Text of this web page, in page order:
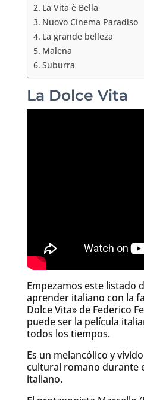
La Vita è Bella
Nuovo Cinema Paradiso
La grande belleza
Malena
Suburra
La Dolce Vita
Empezamos este listado
aprender italiano con la
Dolce Vita» de Federico
puede ser la película
todos los tiempos.
Es un melancólico y
cultural romano durante
italiano.